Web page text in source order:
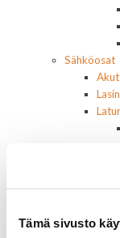
Tämä sivusto
Sähköosat
Akut